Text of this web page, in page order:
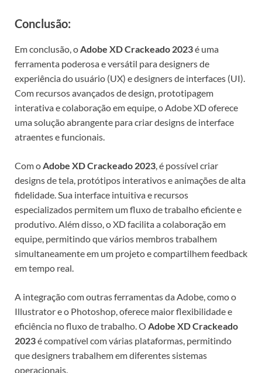
Conclusão:
Em conclusão, oAdobe XD Crackeado 2023é uma
ferramenta poderosa e versátil para designers de
experiência do usuário (UX) e designers de interfaces (UI).
Com recursos avançados de design, prototipagem
interativa e colaboração em equipe, o Adobe XD oferece
uma solução abrangente para criar designs de interface
atraentes e funcionais.
Com oAdobe XD Crackeado 2023, é possível criar
designs de tela, protótipos interativos e animações de alta
fidelidade. Sua interface intuitiva e recursos
especializados permitem um fluxo de trabalho eficiente e
produtivo. Além disso, o XD facilita a colaboração em
equipe, permitindo que vários membros trabalhem
simultaneamente em um projeto e compartilhem feedback
em tempo real.
A integração com outras ferramentas da Adobe, como o
Illustrator e o Photoshop, oferece maior flexibilidade e
eficiência no fluxo de trabalho. O Adobe XD Crackeado
2023é compatível com várias plataformas, permitindo
que designers trabalhem em diferentes sistemas
operacionais.